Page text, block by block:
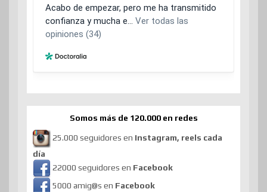
Somos más de 120.000 en redes
25.000 seguidores en Instagram, reels cada
día
22000 seguidores en Facebook
5000 amig@s en Facebook